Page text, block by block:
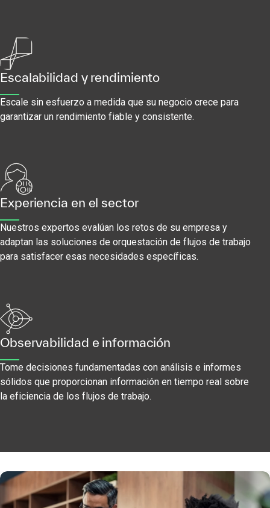
Escalabilidad y rendimiento
Escale sin esfuerzo a medida que su negocio crece para
garantizar un rendimiento fiable y consistente.
Experiencia en el sector
Nuestros expertos evalúan los retos de su empresa y
adaptan las soluciones de orquestación de flujos de trabajo
para satisfacer esas necesidades específicas.
Observabilidad e información
Tome decisiones fundamentadas con análisis e informes
sólidos que proporcionan información en tiempo real sobre
la eficiencia de los flujos de trabajo.